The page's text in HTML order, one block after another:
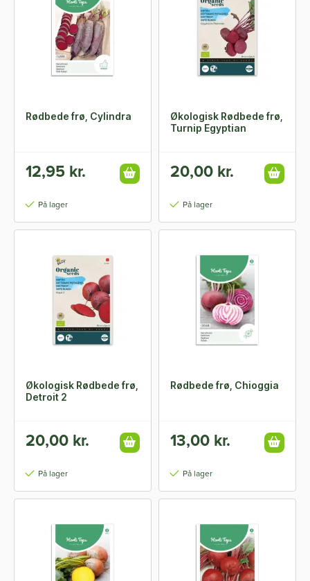
Rødbede frø, Cylindra
12,95 kr.
På lager
Økologisk Rødbede frø,
Turnip Egyptian
20,00 kr.
På lager
Økologisk Rødbede frø,
Detroit 2
20,00 kr.
På lager
Rødbede frø, Chioggia
13,00 kr.
På lager